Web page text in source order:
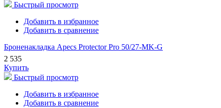
Быстрый просмотр
Добавить в избранное
Добавить в сравнение
Броненакладка Apecs Protector Pro 50/27-MK-G
2 535
Купить
Быстрый просмотр
Добавить в избранное
Добавить в сравнение